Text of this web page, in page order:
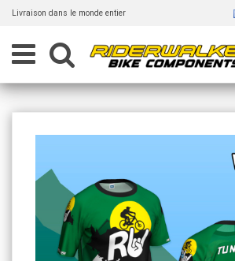
Livraison dans le monde entier